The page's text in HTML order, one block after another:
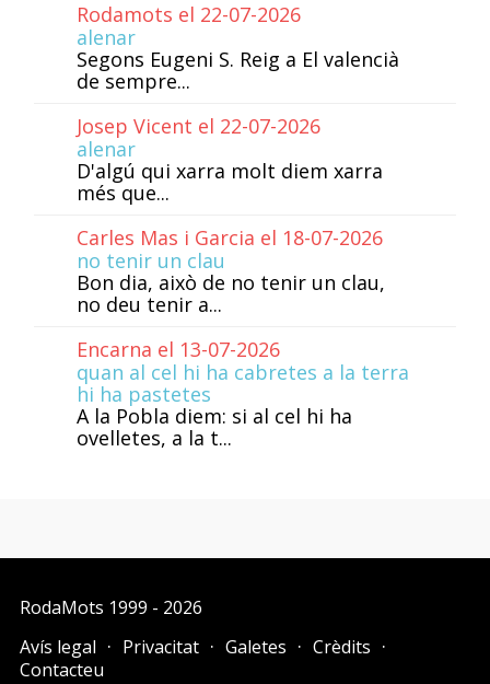
Rodamots el 22-07-2026
alenar
Segons Eugeni S. Reig a El valencià
de sempre...
Josep Vicent el 22-07-2026
alenar
D'algú qui xarra molt diem xarra
més que...
Carles Mas i Garcia el 18-07-2026
no tenir un clau
Bon dia, això de no tenir un clau,
no deu tenir a...
Encarna el 13-07-2026
quan al cel hi ha cabretes a la terra
hi ha pastetes
A la Pobla diem: si al cel hi ha
ovelletes, a la t...
RodaMots 1999 - 2026
Avís legal
Privacitat Galetes
Crèdits
Contacteu